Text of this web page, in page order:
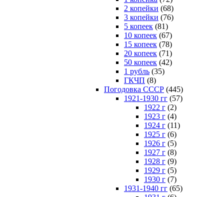
2 копейки (68)
3 копейки (76)
5 копеек (81)
10 копеек (67)
15 копеек (78)
20 копеек (71)
50 копеек (42)
1 рубль (35)
ГКЧП (8)
Погодовка СССР (445)
1921-1930 гг (57)
1922 г (2)
1923 г (4)
1924 г (11)
1925 г (6)
1926 г (5)
1927 г (8)
1928 г (9)
1929 г (5)
1930 г (7)
1931-1940 гг (65)